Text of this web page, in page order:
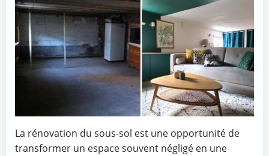
La rénovation du sous-sol est une opportunité de
transformer un espace souvent négligé en une